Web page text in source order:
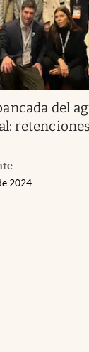
del
2024